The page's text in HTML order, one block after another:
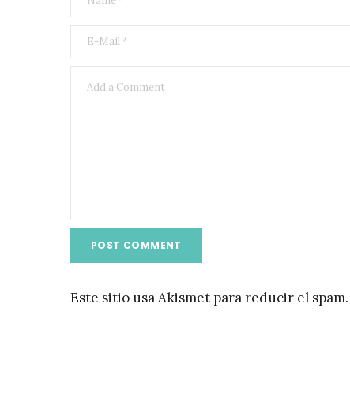
Este sitio usa Akismet para reducir el spam.